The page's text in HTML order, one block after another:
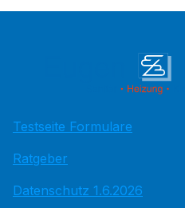
Testseite Formulare
Ratgeber
Datenschutz 1.6.2026